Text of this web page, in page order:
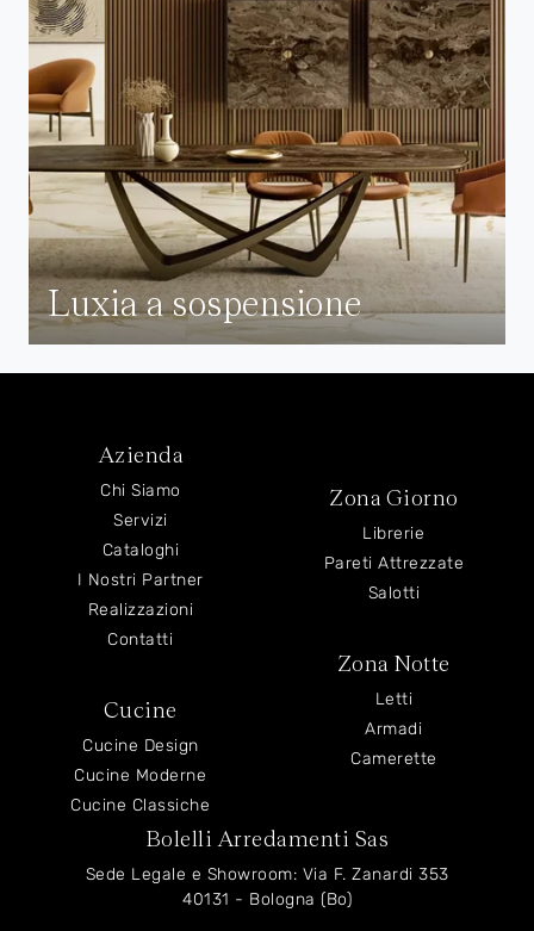
Luxia a sospensione
Azienda
Chi Siamo
Servizi
Cataloghi
I Nostri Partner
Realizzazioni
Contatti
Cucine
Cucine Design
Cucine Moderne
Cucine Classiche
Zona Giorno
Librerie
Pareti Attrezzate
Salotti
Zona Notte
Letti
Armadi
Camerette
Bolelli Arredamenti Sas
Sede Legale e Showroom: Via F. Zanardi 353
40131 - Bologna (Bo)